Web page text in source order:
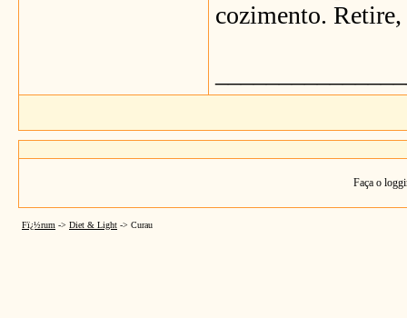
cozimento.
Faça o
Fï¿½rum -> Diet & Light -> Curau